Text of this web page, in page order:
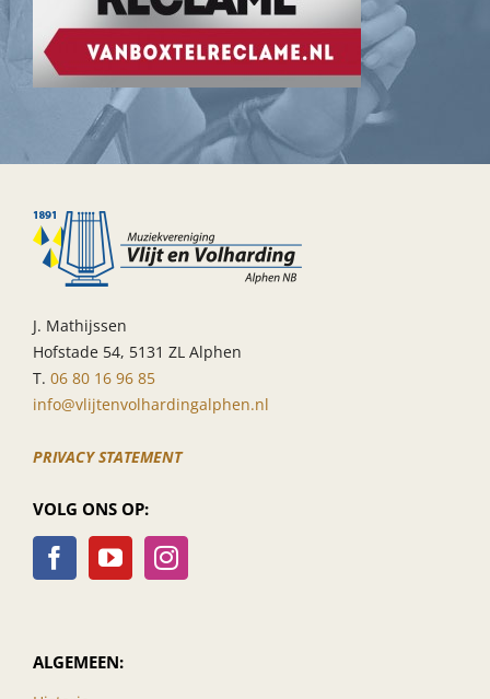
J. Mathijssen
Hofstade 54, 5131 ZL Alphen
T. 06 80 16 96 85
info@vlijtenvolhardingalphen.nl
PRIVACY STATEMENT
VOLG ONS OP:
ALGEMEEN: